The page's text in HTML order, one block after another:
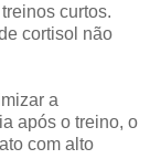
curtos.
cortisol não
a
após o treino, o
com alto